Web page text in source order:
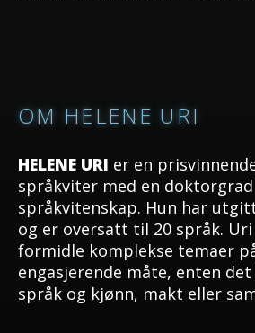
OM HELENE URI
HELENE URI er en
språkviter med en
språkvitenskap. Hun har
og er oversatt til 20 språk.
formidle komplekse temaer
engasjerende måte, enten
språk og kjønn, makt eller